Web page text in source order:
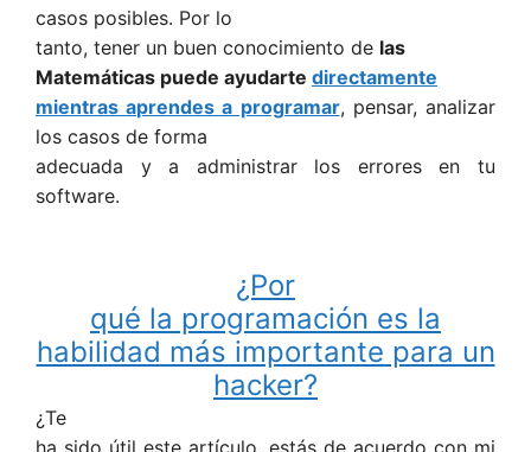
casos posibles. Por lo
tanto, tener un buen conocimiento de las
Matemáticas puede ayudarte directamente
mientras aprendes a programar, pensar, analizar
los casos de forma
adecuada y a administrar los errores en tu
software.
¿Por
qué la programación es la
habilidad más importante para un
hacker?
¿Te